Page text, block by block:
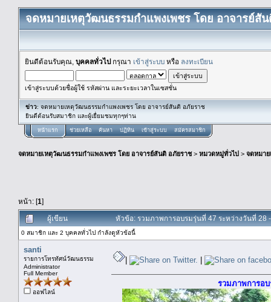
จดหมายเหตุวัฒนธรรมกำแพงเพชร โดย อาจารย์สั
ยินดีต้อนรับคุณ, บุคคลทั่วไปกรุณา เข้าสู่ระบบ หรือ ลงทะเบียน
เข้าสู่ระบบด้วยชื่อผู้ใช้ รหัสผ่าน และระยะเวลาในเซสชั่น
ข่าว: จดหมายเหตุวัฒนธรรมกำแพงเพชร โดย อาจารย์สันติ อภัยราช
ยินดีต้อนรับสมาชิก และผู้เยื่ยมชมทุกๆท่าน
หน้าแรก ช่วยเหลือ ค้นหา ปฏิทิน เข้าสู่ระบบ สมัครสมาชิก
จดหมายเหตุวัฒนธรรมกำแพงเพชร โดย อาจารย์สันติ อภัยราช> หมวดหมู่ทั่วไป > จดหมา
หน้า: [1]
ผู้เขียน หัวข้อ: รวมภาพการอบรมรุ่นที่ 47 ระหว่างวันที่ 28
0 สมาชิก และ 2 บุคคลทั่วไป กำลังดูหัวข้อนี้
santi
รายการโทรทัศน์วัฒนธรรม
Administrator
Full Member
ออฟไลน์
| |
รวมภาพการอบ